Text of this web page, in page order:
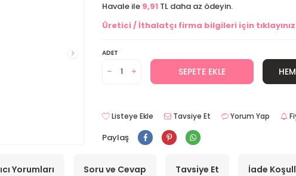
Havale ile 9,91 TL daha az ödeyin.
Üretici / İthalatçı firma bilgileri için tıklayınız
ADET
SEPETE EKLE
Listeye Ekle Tavsiye Et Yorum Yap
Paylaş
Yorumları Soru ve Cevap Tavsiye Et İade